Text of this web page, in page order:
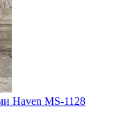
Haven MS-1128